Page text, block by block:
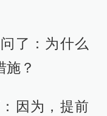
了：为什么
施？
因为，提前